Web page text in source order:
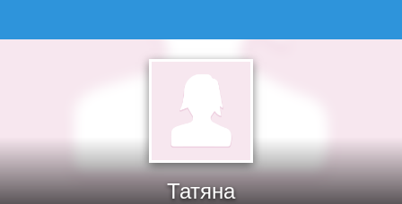
Татяна